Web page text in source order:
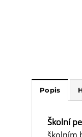
Popis
Školní